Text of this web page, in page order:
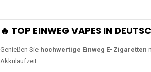
🔥 TOP EINWEG VAPES IN
Genießen Sie hochwertige Einweg E-Zigaretten
Akkulaufzeit.